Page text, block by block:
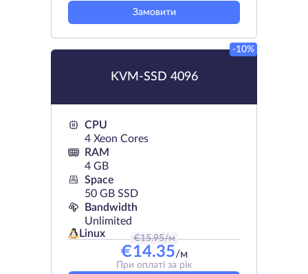
Замовити
KVM-SSD 4096
-10%
CPU
4 Xeon Cores
RAM
4 GB
Space
50 GB SSD
Bandwidth
Unlimited
Linux
€15.95/м
€14.35/м
При оплаті за рік